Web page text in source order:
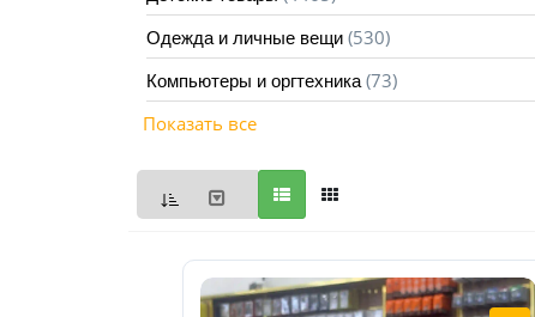
объявления
Одежда и личные вещи (530)
Компьютеры и оргтехника (73)
Показать все